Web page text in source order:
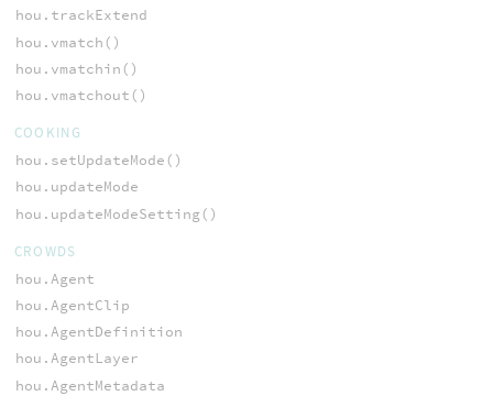
hou.trackExtend
hou.vmatch()
hou.vmatchin()
hou.vmatchout()
COOKING
hou.setUpdateMode()
hou.updateMode
hou.updateModeSetting()
CROWDS
hou.Agent
hou.AgentClip
hou.AgentDefinition
hou.AgentLayer
hou.AgentMetadata